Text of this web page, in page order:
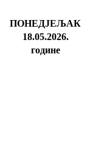
ПОНЕДЈЕЉАК
18.05.2026.
године